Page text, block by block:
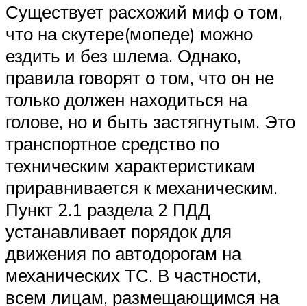
Существует расхожий миф о том,
что на скутере(мопеде) можно
ездить и без шлема. Однако,
правила говорят о том, что он не
только должен находиться на
голове, но и быть застягнутым. Это
транспортное средство по
техническим характеристикам
приравнивается к механическим.
Пункт 2.1 раздела 2 ПДД
устанавливает порядок для
движения по автодорогам на
механических ТС. В частности,
всем лицам, размещающимся на